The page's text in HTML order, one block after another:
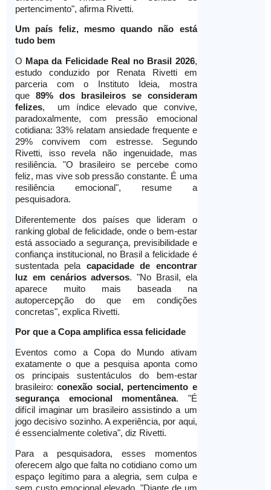
pertencimento", afirma Rivetti.
Um país feliz, mesmo quando não está
tudo bem
O Mapa da Felicidade Real no Brasil 2026,
estudo conduzido por Renata Rivetti em
parceria com o Instituto Ideia, mostra
que 89% dos brasileiros se consideram
felizes, um índice elevado que convive,
paradoxalmente, com pressão emocional
cotidiana: 33% relatam ansiedade frequente e
29% convivem com estresse. Segundo
Rivetti, isso revela não ingenuidade, mas
resiliência. "O brasileiro se percebe como
feliz, mas vive sob pressão constante. É uma
resiliência emocional", resume a
pesquisadora.
Diferentemente dos países que lideram o
ranking global de felicidade, onde o bem-estar
está associado a segurança, previsibilidade e
confiança institucional, no Brasil a felicidade é
sustentada pela capacidade de encontrar
luz em cenários adversos. "No Brasil, ela
aparece muito mais baseada na
autopercepção do que em condições
concretas", explica Rivetti.
Por que a Copa amplifica essa felicidade
Eventos como a Copa do Mundo ativam
exatamente o que a pesquisa aponta como
os principais sustentáculos do bem-estar
brasileiro:conexão social, pertencimento e
segurança emocional momentânea. "É
difícil imaginar um brasileiro assistindo a um
jogo decisivo sozinho. A experiência, por aqui,
é essencialmente coletiva", diz Rivetti.
Para a pesquisadora, esses momentos
oferecem algo que falta no cotidiano como um
espaço legítimo para a alegria, sem culpa e
sem custo emocional elevado. "Diante de um